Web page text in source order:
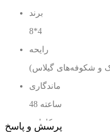
برند
8*4
رایحه
و شکوفه‌های گیلاس)
ماندگاری
48 ساعته
کارایی
پرسش و پاسخ